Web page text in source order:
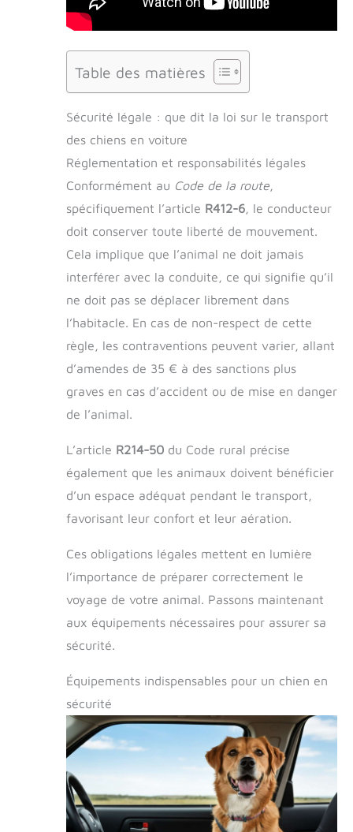
Table des matières
Sécurité légale : que dit la loi sur le transport
des chiens en voiture
Réglementation et responsabilités légales
Conformément au Code de la route,
spécifiquement l’article R412-6, le conducteur
doit conserver toute liberté de mouvement.
Cela implique que l’animal ne doit jamais
interférer avec la conduite, ce qui signifie qu’il
ne doit pas se déplacer librement dans
l’habitacle. En cas de non-respect de cette
règle, les contraventions peuvent varier, allant
d’amendes de 35 € à des sanctions plus
graves en cas d’accident ou de mise en danger
de l’animal.
L’article R214-50 du Code rural précise
également que les animaux doivent bénéficier
d’un espace adéquat pendant le transport,
favorisant leur confort et leur aération.
Ces obligations légales mettent en lumière
l’importance de préparer correctement le
voyage de votre animal. Passons maintenant
aux équipements nécessaires pour assurer sa
sécurité.
Équipements indispensables pour un chien en
sécurité